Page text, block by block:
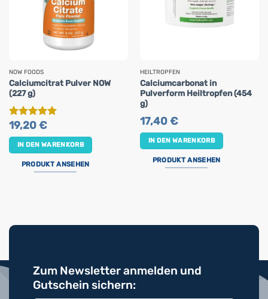
NOW FOODS
Calciumcitrat Pulver NOW
(227 g)
Bewertet
19,20€
IN DEN WARENKORB
PRODUKT ANSEHEN
HEILTROPFEN
Calciumcarbonat in
Pulverform Heiltropfen (454
g)
17,40€
IN DEN WARENKORB
PRODUKT ANSEHEN
Zum Newsletter anmelden und
Gutschein sichern: